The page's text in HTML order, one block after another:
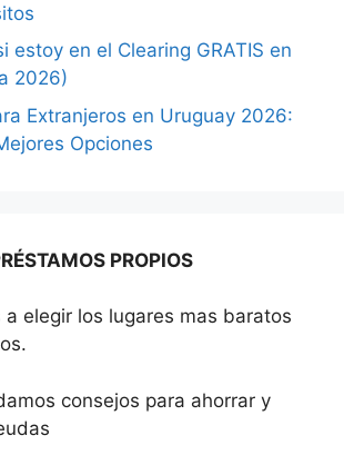
estoy en el Clearing GRATIS en
2026)
Extranjeros en Uruguay 2026:
Opciones
PROPIOS
a elegir los lugares mas baratos
consejos para ahorrar y